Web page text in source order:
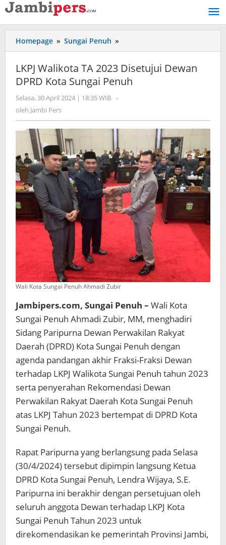
Lewati
ke
konten
Homepage » Sungai Penuh »
Walikota
TA
2023
Disetujui
LKPJ Walikota TA 2023 Disetujui Dewan
DPRD Kota Sungai Penuh
Selasa, 30 April 2024 | 18:35 WIB oleh
-
oleh Jambi Pers
Wali Kota Sungai Penuh Ahmadi Zubir
Jambipers.com, Sungai Penuh – Wali Kota
Sungai Penuh Ahmadi Zubir, MM, menghadiri
Sidang Paripurna Dewan Perwakilan Rakyat
Daerah (DPRD) Kota Sungai Penuh dengan
agenda pandangan akhir Fraksi-Fraksi Dewan
terhadap LKPJ Walikota Sungai Penuh tahun 2023
serta penyerahan Rekomendasi Dewan
Perwakilan Rakyat Daerah Kota Sungai Penuh
atas LKPJ Tahun 2023 bertempat di DPRD Kota
Sungai Penuh.
Rapat Paripurna yang berlangsung pada Selasa
(30/4/2024) tersebut dipimpin langsung Ketua
DPRD Kota Sungai Penuh, Lendra Wijaya, S.E.
Paripurna ini berakhir dengan persetujuan oleh
seluruh anggota Dewan terhadap LKPJ Kota
Sungai Penuh Tahun 2023 untuk
direkomendasikan ke pemerintah Provinsi Jambi,